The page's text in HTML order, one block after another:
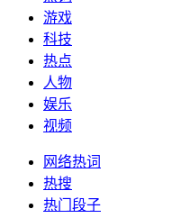
游戏
科技
热点
人物
娱乐
视频
网络热词
热搜
热门段子